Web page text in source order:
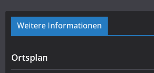
Weitere Informationen
Ortsplan